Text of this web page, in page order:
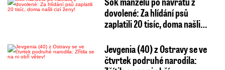
dovolené: Za hlídání psů
zaplatili 20 tisíc, doma našli…
Jevgenia (40) z Ostravy se ve
čtvrtek podruhé narodila: